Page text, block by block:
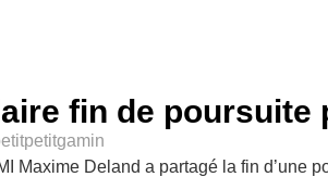
fin de poursuite
Maxime Deland a partagé la fin d’une